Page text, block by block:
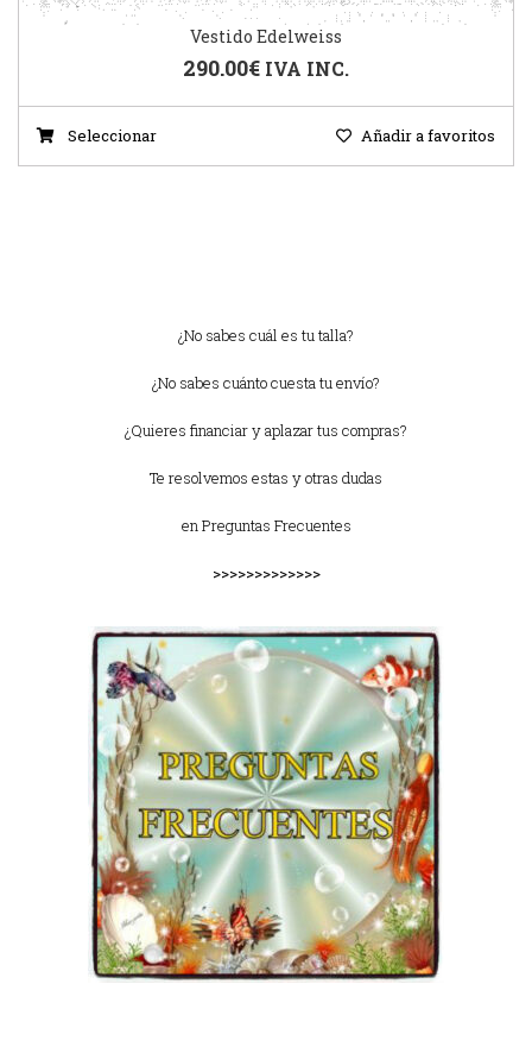
Vestido Edelweiss
290.00€ IVA INC.
Seleccionar Añadir a favoritos
¿No sabes cuál es tu talla?
¿No sabes cuánto cuesta tu envío?
¿Quieres financiar y aplazar tus compras?
Te resolvemos estas y otras dudas
enPreguntas Frecuentes
>>>>>>>>>>>>>